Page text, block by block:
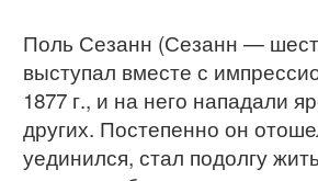
Поль Сезанн (Сезанн —
выступал вместе с
1877 г., и на него нападали
других. Постепенно он
уединился, стал подолгу